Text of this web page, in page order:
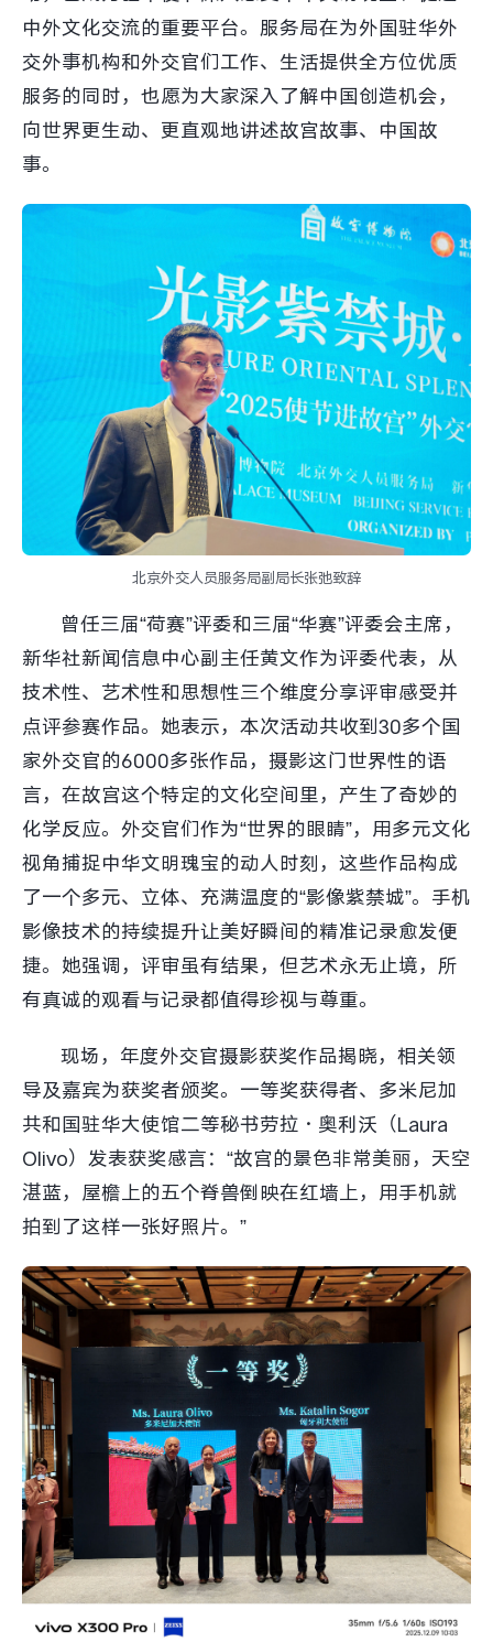
中外文化交流的重要平台。服务局在为外国驻华外
交外事机构和外交官们工作、生活提供全方位优质
服务的同时，也愿为大家深入了解中国创造机会，
向世界更生动、更直观地讲述故宫故事、中国故
事。
北京外交人员服务局副局长张弛致辞
曾任三届“荷赛”评委和三届“华赛”评委会主席，
新华社新闻信息中心副主任黄文作为评委代表，从
技术性、艺术性和思想性三个维度分享评审感受并
点评参赛作品。她表示，本次活动共收到30多个国
家外交官的6000多张作品，摄影这门世界性的语
言，在故宫这个特定的文化空间里，产生了奇妙的
化学反应。外交官们作为“世界的眼睛”，用多元文化
视角捕捉中华文明瑰宝的动人时刻，这些作品构成
了一个多元、立体、充满温度的“影像紫禁城”。手机
影像技术的持续提升让美好瞬间的精准记录愈发便
捷。她强调，评审虽有结果，但艺术永无止境，所
有真诚的观看与记录都值得珍视与尊重。
现场，年度外交官摄影获奖作品揭晓，相关领
导及嘉宾为获奖者颁奖。一等奖获得者、多米尼加
共和国驻华大使馆二等秘书劳拉·奥利沃（Laura
Olivo）发表获奖感言：“故宫的景色非常美丽，天空
湛蓝，屋檐上的五个脊兽倒映在红墙上，用手机就
拍到了这样一张好照片。”